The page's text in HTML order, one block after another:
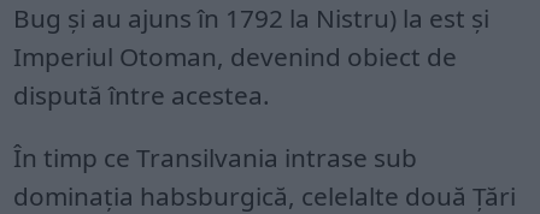
Bug şi au ajuns în 1792 la Nistru) la est şi
Imperiul Otoman, devenind obiect de
dispută între acestea.
În timp ce Transilvania intrase sub
dominaţia habsburgică, celelalte două Ţări